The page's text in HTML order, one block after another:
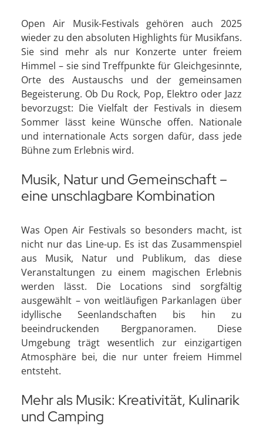
Open Air Musik-Festivals gehören auch 2025
wieder zu den absoluten Highlights für Musikfans.
Sie sind mehr als nur Konzerte unter freiem
Himmel – sie sind Treffpunkte für Gleichgesinnte,
Orte des Austauschs und der gemeinsamen
Begeisterung. Ob Du Rock, Pop, Elektro oder Jazz
bevorzugst: Die Vielfalt der Festivals in diesem
Sommer lässt keine Wünsche offen. Nationale
und internationale Acts sorgen dafür, dass jede
Bühne zum Erlebnis wird.
Musik, Natur und Gemeinschaft –
eine unschlagbare Kombination
Was Open Air Festivals so besonders macht, ist
nicht nur das Line-up. Es ist das Zusammenspiel
aus Musik, Natur und Publikum, das diese
Veranstaltungen zu einem magischen Erlebnis
werden lässt. Die Locations sind sorgfältig
ausgewählt – von weitläufigen Parkanlagen über
idyllische Seenlandschaften bis hin zu
beeindruckenden Bergpanoramen. Diese
Umgebung trägt wesentlich zur einzigartigen
Atmosphäre bei, die nur unter freiem Himmel
entsteht.
Mehr als Musik: Kreativität, Kulinarik
und Camping